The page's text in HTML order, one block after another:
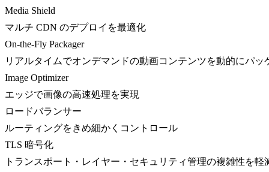
Media Shield
マルチ CDN のデプロイを最適化
On-the-Fly Packager
リアルタイムでオンデマンドの動画コンテンツを動的にパッ
Image Optimizer
エッジで画像の高速処理を実現
ロードバランサー
ルーティングをきめ細かくコントロール
TLS 暗号化
トランスポート・レイヤー・セキュリティ管理の複雑性を軽